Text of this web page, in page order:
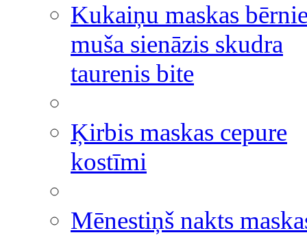
Kukaiņu maskas
muša sienāzis skudra
taurenis bite
Ķirbis maskas cepure
kostīmi
Mēnestiņš nakts